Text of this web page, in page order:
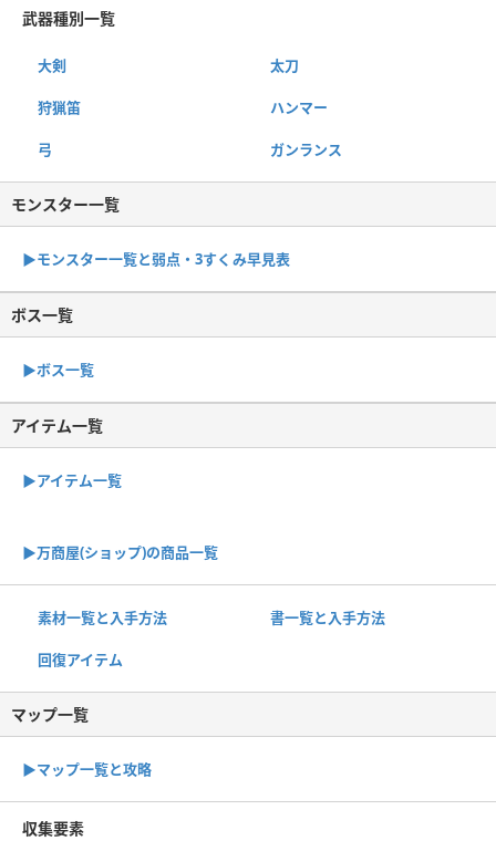
武器種別一覧
大剣 太刀
狩猟笛 ハンマー
弓 ガンランス
モンスター一覧
▶︎モンスター一覧と弱点・3すくみ早見表
ボス一覧
▶︎ボス一覧
アイテム一覧
▶アイテム一覧
▶︎万商屋(ショップ)の商品一覧
素材一覧と入手方法 書一覧と入手方法
回復アイテム
マップ一覧
▶︎マップ一覧と攻略
収集要素